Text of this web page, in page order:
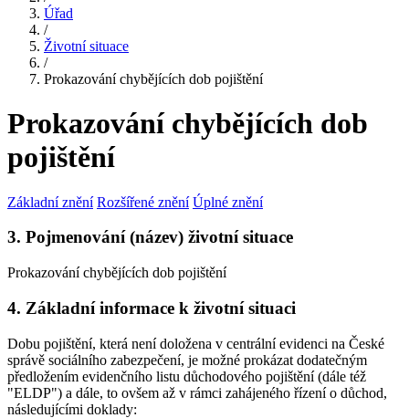
Úřad
/
Životní situace
/
Prokazování chybějících dob pojištění
Prokazování chybějících dob
pojištění
Základní znění Rozšířené znění Úplné znění
3. Pojmenování (název) životní situace
Prokazování chybějících dob pojištění
4. Základní informace k životní situaci
Dobu pojištění, která není doložena v centrální evidenci na České
správě sociálního zabezpečení, je možné prokázat dodatečným
předložením evidenčního listu důchodového pojištění (dále též
"ELDP") a dále, to ovšem až v rámci zahájeného řízení o důchod,
následujícími doklady: